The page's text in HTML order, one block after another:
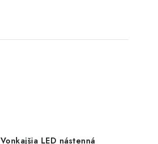
Vonkajšia LED nástenná